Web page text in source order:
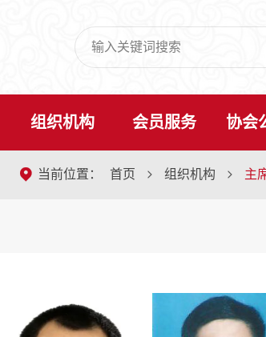
组织机构 会员服务 协会
 当前位置： 首页  组织机构  主